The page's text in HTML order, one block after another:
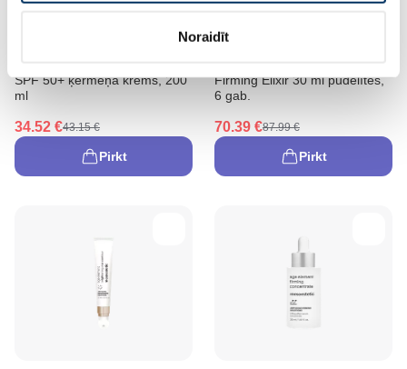
Noraidīt
SPF 50+ ķermeņa krēms, 200
ml
34.52 €43.15 €
Pirkt
Firming Elixir 30 ml pudelītes,
6 gab.
70.39 €87.99 €
Pirkt